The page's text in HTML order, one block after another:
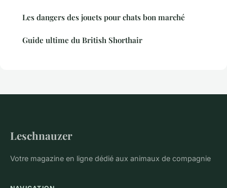
Les dangers des jouets pour chats bon marché
Guide ultime du British Shorthair
Leschnauzer
Votre magazine en ligne dédié aux animaux de compagnie